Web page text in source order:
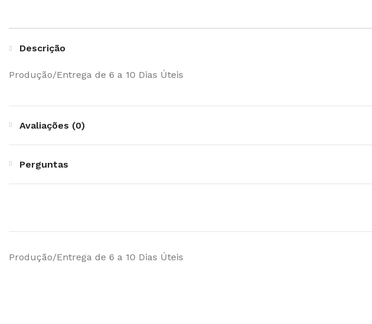
Descrição
Produção/Entrega de 6 a 10 Dias Úteis
Avaliações (0)
Perguntas
Produção/Entrega de 6 a 10 Dias Úteis